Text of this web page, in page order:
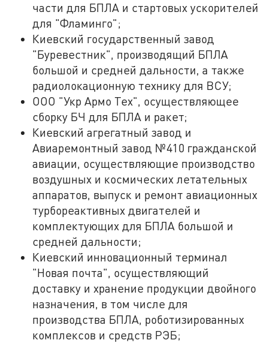
части для БПЛА и стартовых ускорителей
для "Фламинго";
Киевский государственный завод
"Буревестник", производящий БПЛА
большой и средней дальности, а также
радиолокационную технику для ВСУ;
ООО "Укр Армо Тех", осуществляющее
сборку БЧ для БПЛА и ракет;
Киевский агрегатный завод и
Авиаремонтный завод №410 гражданской
авиации, осуществляющие производство
воздушных и космических летательных
аппаратов, выпуск и ремонт авиационных
турбореактивных двигателей и
комплектующих для БПЛА большой и
средней дальности;
Киевский инновационный терминал
"Новая почта", осуществляющий
доставку и хранение продукции двойного
назначения, в том числе для
производства БПЛА, роботизированных
комплексов и средств РЭБ;